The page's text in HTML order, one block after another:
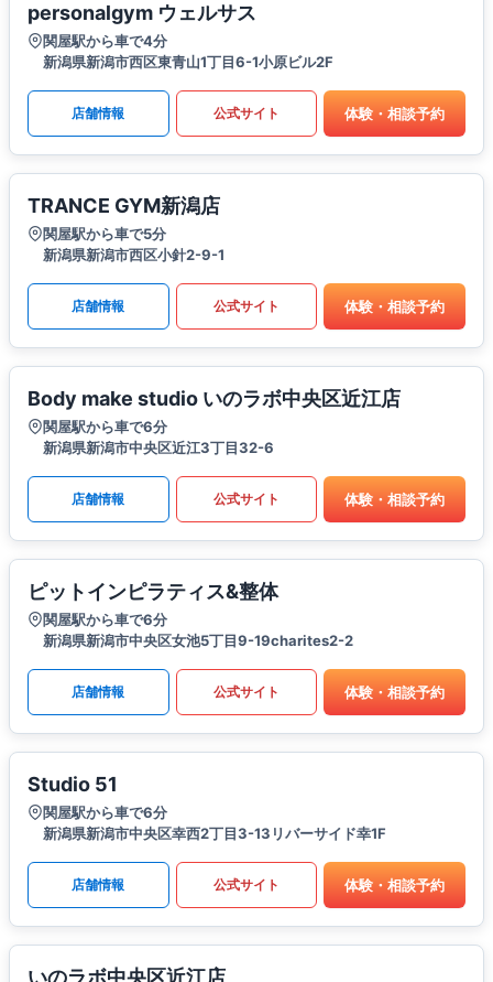
personalgym ウェルサス
関屋駅から車で4分
新潟県新潟市西区東青山1丁目6-1小原ビル2F
店舗情報 公式サイト 体験・相談予約
TRANCE GYM新潟店
関屋駅から車で5分
新潟県新潟市西区小針2-9-1
店舗情報 公式サイト 体験・相談予約
Body make studio いのラボ中央区近江店
関屋駅から車で6分
新潟県新潟市中央区近江3丁目32-6
店舗情報 公式サイト 体験・相談予約
ピットインピラティス&整体
関屋駅から車で6分
新潟県新潟市中央区女池5丁目9-19charites2-2
店舗情報 公式サイト 体験・相談予約
Studio 51
関屋駅から車で6分
新潟県新潟市中央区幸西2丁目3-13リバーサイド幸1F
店舗情報 公式サイト 体験・相談予約